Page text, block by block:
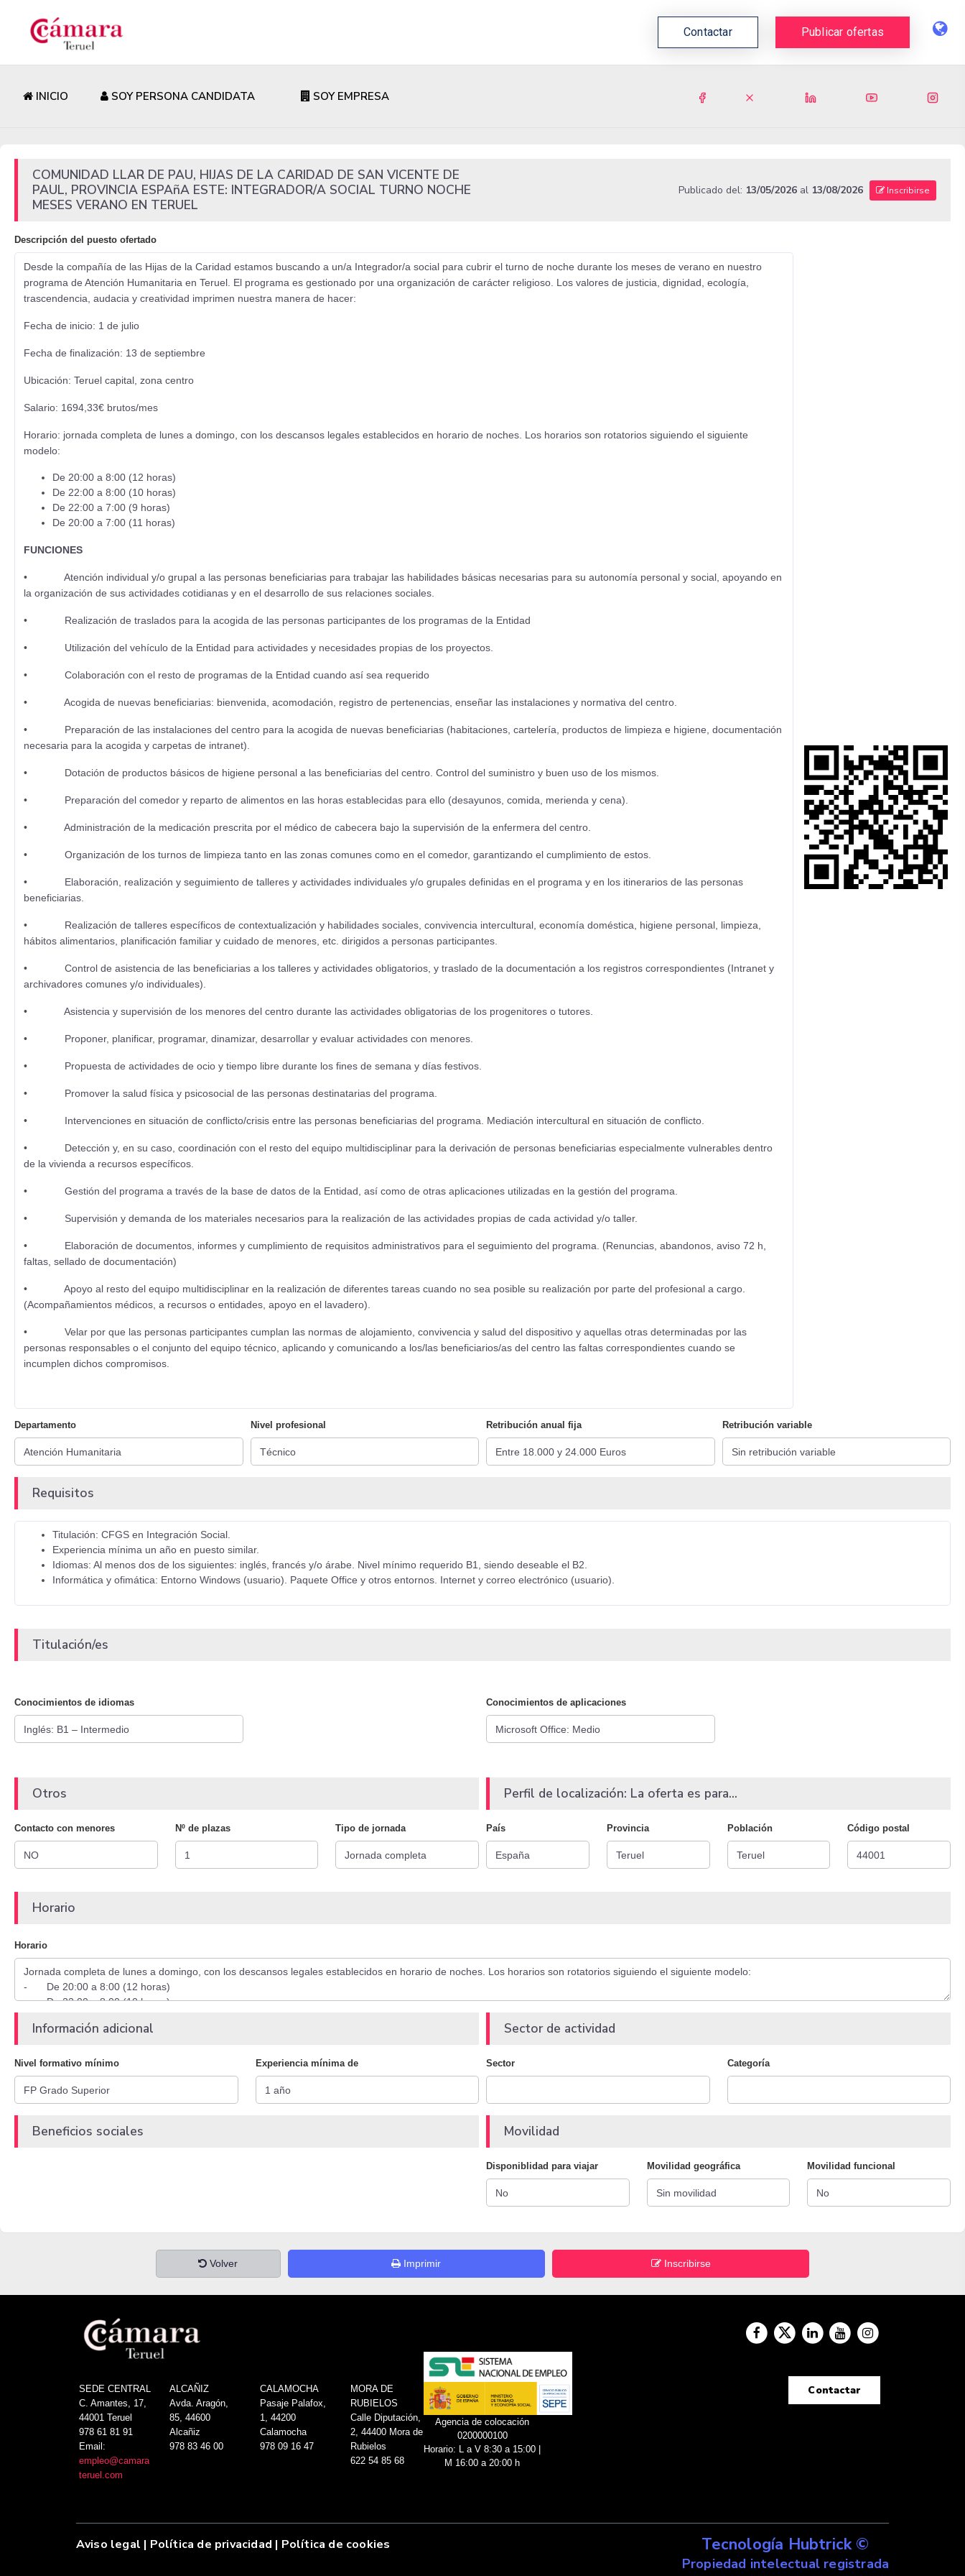
Contactar Publicar ofertas
INICIO SOY PERSONA CANDIDATA SOY EMPRESA
COMUNIDAD LLAR DE PAU, HIJAS DE LA CARIDAD DE SAN VICENTE DE
PAUL, PROVINCIA ESPAñA ESTE: INTEGRADOR/A SOCIAL TURNO NOCHE
MESES VERANO EN TERUEL
Publicado del: 13/05/2026al 13/08/2026 Inscribirse
Descripción del puesto ofertado
Desde la compañía de las Hijas de la Caridad estamos buscando a un/a Integrador/a social para cubrir el turno de noche durante los meses de verano en nuestro
programa de Atención Humanitaria en Teruel. El programa es gestionado por una organización de carácter religioso. Los valores de justicia, dignidad, ecología,
trascendencia, audacia y creatividad imprimen nuestra manera de hacer:
Fecha de inicio: 1 de julio
Fecha de finalización: 13 de septiembre
Ubicación: Teruel capital, zona centro
Salario: 1694,33€ brutos/mes
Horario: jornada completa de lunes a domingo, con los descansos legales establecidos en horario de noches. Los horarios son rotatorios siguiendo el siguiente
modelo:
De 20:00 a 8:00 (12 horas)
De 22:00 a 8:00 (10 horas)
De 22:00 a 7:00 (9 horas)
De 20:00 a 7:00 (11 horas)
FUNCIONES
• Atención individual y/o grupal a las personas beneficiarias para trabajar las habilidades básicas necesarias para su autonomía personal y social, apoyando en
la organización de sus actividades cotidianas y en el desarrollo de sus relaciones sociales.
• Realización de traslados para la acogida de las personas participantes de los programas de la Entidad
• Utilización del vehículo de la Entidad para actividades y necesidades propias de los proyectos.
• Colaboración con el resto de programas de la Entidad cuando así sea requerido
• Acogida de nuevas beneficiarias: bienvenida, acomodación, registro de pertenencias, enseñar las instalaciones y normativa del centro.
• Preparación de las instalaciones del centro para la acogida de nuevas beneficiarias (habitaciones, cartelería, productos de limpieza e higiene, documentación
necesaria para la acogida y carpetas de intranet).
• Dotación de productos básicos de higiene personal a las beneficiarias del centro. Control del suministro y buen uso de los mismos.
• Preparación del comedor y reparto de alimentos en las horas establecidas para ello (desayunos, comida, merienda y cena).
• Administración de la medicación prescrita por el médico de cabecera bajo la supervisión de la enfermera del centro.
• Organización de los turnos de limpieza tanto en las zonas comunes como en el comedor, garantizando el cumplimiento de estos.
• Elaboración, realización y seguimiento de talleres y actividades individuales y/o grupales definidas en el programa y en los itinerarios de las personas
beneficiarias.
• Realización de talleres específicos de contextualización y habilidades sociales, convivencia intercultural, economía doméstica, higiene personal, limpieza,
hábitos alimentarios, planificación familiar y cuidado de menores, etc. dirigidos a personas participantes.
• Control de asistencia de las beneficiarias a los talleres y actividades obligatorios, y traslado de la documentación a los registros correspondientes (Intranet y
archivadores comunes y/o individuales).
• Asistencia y supervisión de los menores del centro durante las actividades obligatorias de los progenitores o tutores.
• Proponer, planificar, programar, dinamizar, desarrollar y evaluar actividades con menores.
• Propuesta de actividades de ocio y tiempo libre durante los fines de semana y días festivos.
• Promover la salud física y psicosocial de las personas destinatarias del programa.
• Intervenciones en situación de conflicto/crisis entre las personas beneficiarias del programa. Mediación intercultural en situación de conflicto.
• Detección y, en su caso, coordinación con el resto del equipo multidisciplinar para la derivación de personas beneficiarias especialmente vulnerables dentro
de la vivienda a recursos específicos.
• Gestión del programa a través de la base de datos de la Entidad, así como de otras aplicaciones utilizadas en la gestión del programa.
• Supervisión y demanda de los materiales necesarios para la realización de las actividades propias de cada actividad y/o taller.
• Elaboración de documentos, informes y cumplimiento de requisitos administrativos para el seguimiento del programa. (Renuncias, abandonos, aviso 72 h,
faltas, sellado de documentación)
• Apoyo al resto del equipo multidisciplinar en la realización de diferentes tareas cuando no sea posible su realización por parte del profesional a cargo.
(Acompañamientos médicos, a recursos o entidades, apoyo en el lavadero).
• Velar por que las personas participantes cumplan las normas de alojamiento, convivencia y salud del dispositivo y aquellas otras determinadas por las
personas responsables o el conjunto del equipo técnico, aplicando y comunicando a los/las beneficiarios/as del centro las faltas correspondientes cuando se
incumplen dichos compromisos.
Departamento Nivel profesional Retribución anual fija Retribución variable
Requisitos
Titulación: CFGS en Integración Social.
Experiencia mínima un año en puesto similar.
Idiomas: Al menos dos de los siguientes: inglés, francés y/o árabe. Nivel mínimo requerido B1, siendo deseable el B2.
Informática y ofimática: Entorno Windows (usuario). Paquete Office y otros entornos. Internet y correo electrónico (usuario).
Titulación/es
Conocimientos de idiomas Conocimientos de aplicaciones
Otros
Contacto con menores Nº de plazas Tipo de jornada
Perfil de localización: La oferta es para...
País Provincia Población Código postal
Horario
Horario
Información adicional
Nivel formativo mínimo Experiencia mínima de
Sector de actividad
Sector Categoría
Beneficios sociales Movilidad
Disponiblidad para viajar Movilidad geográfica Movilidad funcional
Volver Imprimir Inscribirse
SEDE CENTRAL
C. Amantes, 17,
44001 Teruel
978 61 81 91
Email:
empleo@camara
teruel.com
ALCAÑIZ
Avda. Aragón,
85, 44600
Alcañiz
978 83 46 00
CALAMOCHA
Pasaje Palafox,
1, 44200
Calamocha
978 09 16 47
MORA DE
RUBIELOS
Calle Diputación,
2, 44400 Mora de
Rubielos
622 54 85 68
Agencia de colocación
0200000100
Horario: L a V 8:30 a 15:00 |
M 16:00 a 20:00 h
Contactar
Aviso legal | Política de privacidad | Política de cookies Tecnología Hubtrick ©
Propiedad intelectual registrada